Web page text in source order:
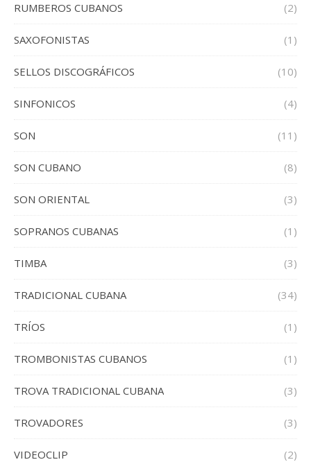
RUMBEROS CUBANOS (2)
SAXOFONISTAS (1)
SELLOS DISCOGRÁFICOS (10)
SINFONICOS (4)
SON (11)
SON CUBANO (8)
SON ORIENTAL (3)
SOPRANOS CUBANAS (1)
TIMBA (3)
TRADICIONAL CUBANA (34)
TRÍOS (1)
TROMBONISTAS CUBANOS (1)
TROVA TRADICIONAL CUBANA (3)
TROVADORES (3)
VIDEOCLIP (2)